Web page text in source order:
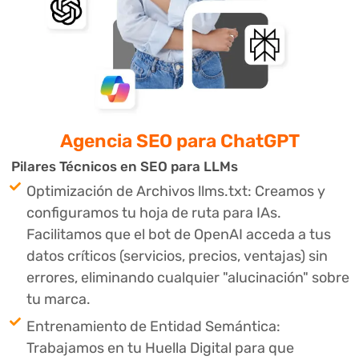
Agencia SEO ⁣para ChatGPT
Pilares Técnicos en SEO para LLMs
Optimización de Archivos llms.txt: Creamos y
configuramos tu hoja de ruta para IAs.
Facilitamos que el bot de OpenAI acceda a tus
datos críticos (servicios, precios, ventajas) sin
errores, eliminando cualquier "alucinación" sobre
tu marca.
Entrenamiento de Entidad Semántica:
Trabajamos en tu Huella Digital para que